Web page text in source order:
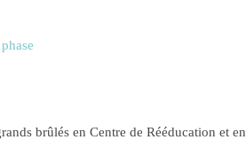
brûlés en Centre de Rééducation et en